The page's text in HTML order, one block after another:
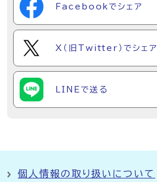
Facebookでシェア
X（旧Twitter）でシェア
LINEで送る
個人情報の取り扱いについて